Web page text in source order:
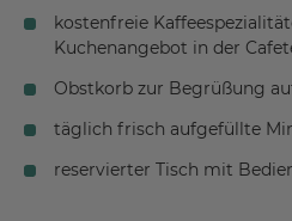
kostenfreie
Kuchenangebot in der
Obstkorb zur Begrüßung
täglich frisch aufgefüllte
reservierter Tisch mit